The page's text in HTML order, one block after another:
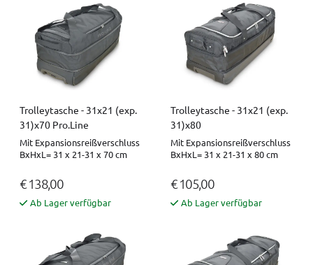
Trolleytasche - 31x21 (exp.
31)x70 Pro.Line
Mit Expansionsreißverschluss
BxHxL= 31 x 21-31 x 70 cm
€ 138,00
Ab Lager verfügbar
Trolleytasche - 31x21 (exp.
31)x80
Mit Expansionsreißverschluss
BxHxL= 31 x 21-31 x 80 cm
€ 105,00
Ab Lager verfügbar